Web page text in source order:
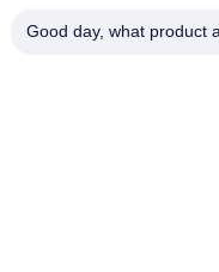
Адрес
Good day, what product